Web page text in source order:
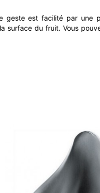
geste est facilité par une
surface du fruit. Vous